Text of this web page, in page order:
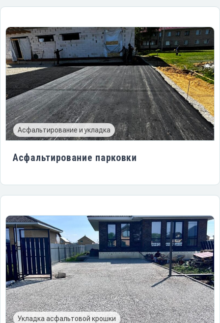
Асфальтирование и укладка
Асфальтирование парковки
Укладка асфальтовой крошки